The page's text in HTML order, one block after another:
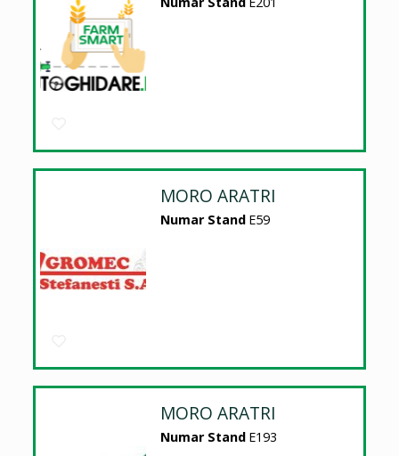
MORO ARATRI
Numar Stand E59
MORO ARATRI
Numar Stand E193